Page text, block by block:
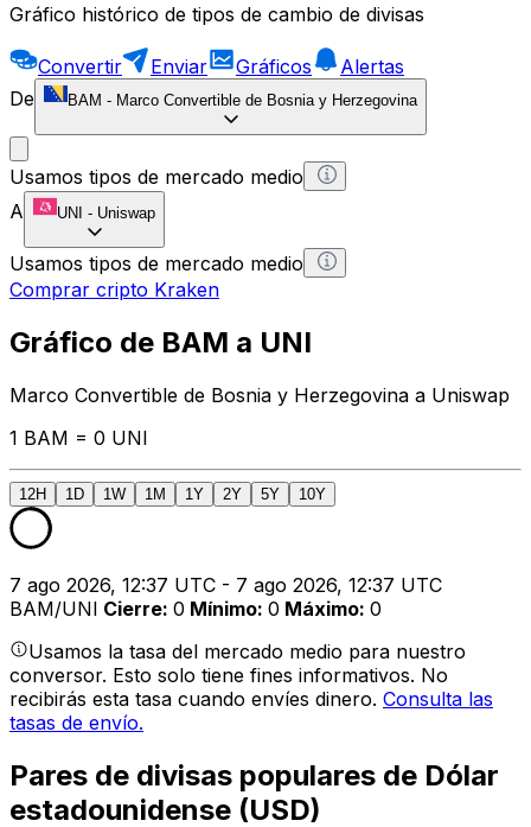
Gráfico histórico de tipos de cambio de divisas
Convertir Enviar Gráficos
Alertas
De
BAM - Marco Convertible de Bosnia y Herzegovina
Usamos tipos de mercado medio
A
UNI - Uniswap
Usamos tipos de mercado medio
Comprar cripto Kraken
Gráfico de BAM a UNI
Marco Convertible de Bosnia y Herzegovina a Uniswap
1 BAM = 0 UNI
12H 1D 1W 1M 1Y 2Y 5Y 10Y
7 ago 2026, 12:37 UTC - 7 ago 2026, 12:37 UTC
BAM/UNI Cierre: 0 Mínimo: 0 Máximo: 0
Usamos la tasa del mercado medio para nuestro
conversor. Esto solo tiene fines informativos. No
recibirás esta tasa cuando envíes dinero. Consulta las
tasas de envío.
Pares de divisas populares de Dólar
estadounidense (USD)